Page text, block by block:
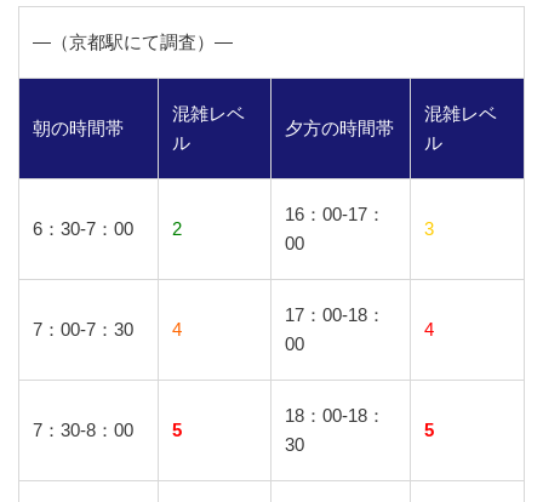
―（京都駅にて調査）―
朝の時間帯
混雑レベ
ル
夕方の時間帯
混雑レベ
ル
6：30-7：00 2
16：00-17：
00
3
7：00-7：30 4
17：00-18：
00
4
7：30-8：00 5
18：00-18：
30
5